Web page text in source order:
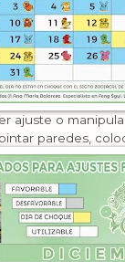
ajuste o
paredes,